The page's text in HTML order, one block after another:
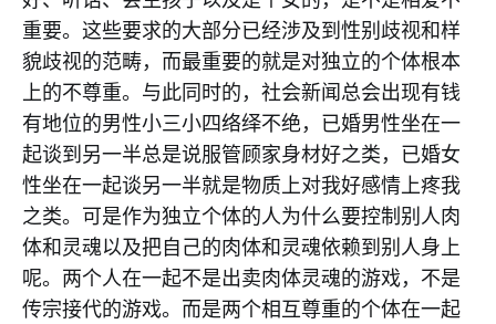
重要。这些要求的大部分已经涉及到性别歧视和样
貌歧视的范畴，而最重要的就是对独立的个体根本
上的不尊重。与此同时的，社会新闻总会出现有钱
有地位的男性小三小四络绎不绝，已婚男性坐在一
起谈到另一半总是说服管顾家身材好之类，已婚女
性坐在一起谈另一半就是物质上对我好感情上疼我
之类。可是作为独立个体的人为什么要控制别人肉
体和灵魂以及把自己的肉体和灵魂依赖到别人身上
呢。两个人在一起不是出卖肉体灵魂的游戏，不是
传宗接代的游戏。而是两个相互尊重的个体在一起